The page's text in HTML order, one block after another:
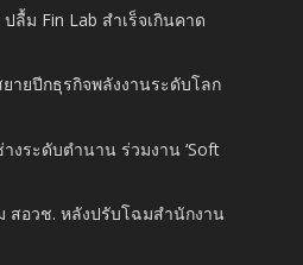
ลื้ม Fin Lab สำเร็จเกินคาด
ยายปีกธุรกิจพลังงานระดับโลก
างระดับตำนาน ร่วมงาน ‘Soft
สอวช. หลังปรับโฉมสำนักงาน